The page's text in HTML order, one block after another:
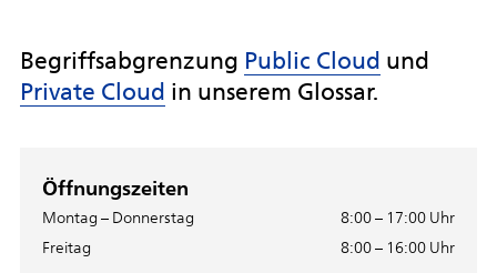
Begriffsabgrenzung Public Cloud und
Private Cloud in unserem Glossar.
Öffnungszeiten
Montag – Donnerstag
8:00 – 17:00 Uhr
Freitag
8:00 – 16:00 Uhr